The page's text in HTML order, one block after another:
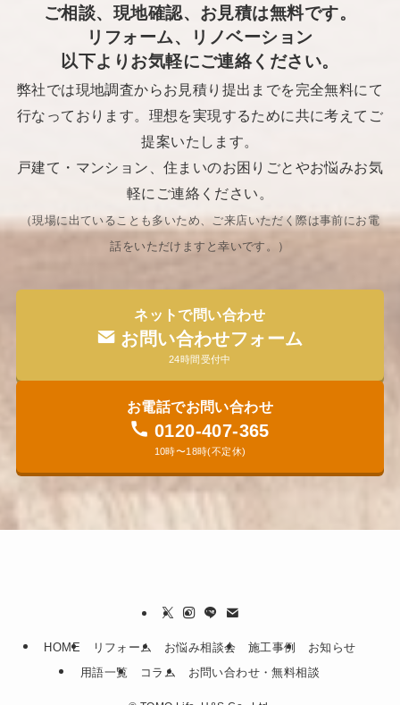
ご相談、現地確認、お見積は無料です。
リフォーム、リノベーション
以下よりお気軽にご連絡ください。
弊社では現地調査からお見積り提出までを完全無料にて
行なっております。理想を実現するために共に考えてご
提案いたします。
戸建て・マンション、住まいのお困りごとやお悩みお気
軽にご連絡ください。
（現場に出ていることも多いため、ご来店いただく際は事前にお電
話をいただけますと幸いです。​）
ネットで問い合わせ
お問い合わせフォーム
24時間受付中
お電話でお問い合わせ
0120-407-365
10時〜18時(不定休)
HOME リフォーム お悩み相談会 施工事例
お知らせ
用語一覧
コラム お問い合わせ・無料相談